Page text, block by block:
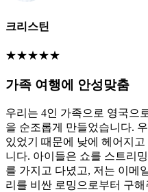
크리스틴
★★★★★
가족 여행에 안성맞춤
우리는 4인 가족으로 영국으
을 순조롭게 만들었습니다.
있었기 때문에 낮에 헤어지
니다. 아이들은 쇼를 스트리
를 가지고 다녔고, 저는 이메
리를 비싼 로밍으로부터 구